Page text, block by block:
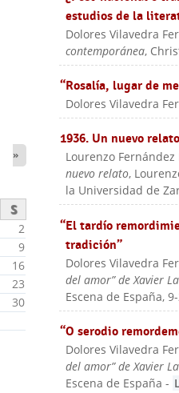
estudios de la
Dolores Vilavedra
contemporánea,
“Rosalía, lugar de
Dolores Vilavedra
1936. Un nuevo relato
Lourenzo
nuevo relato,
la Universidad de
“El tardío
tradición”
Dolores Vilavedra
del amor” de Xavier
Escena de España,
“O serodio
Dolores Vilavedra
del amor” de Xavier
Escena de España -
»
S
2
9
16
23
30